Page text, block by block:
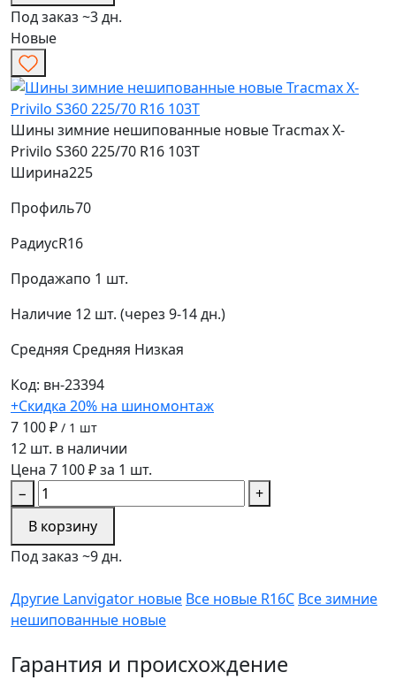
Под заказ ~3 дн.
Новые
Шины зимние нешипованные новые Tracmax X-
Privilo S360 225/70 R16 103T
Ширина225
Профиль70
РадиусR16
Продажапо 1 шт.
Наличие 12 шт. (через 9-14 дн.)
Средняя Средняя Низкая
Код: вн-23394
+Скидка 20% на шиномонтаж
7 100 ₽ / 1 шт
12 шт. в наличии
Цена 7 100 ₽ за 1 шт.
−
+
В корзину
Под заказ ~9 дн.
Другие Lanvigator новые Все новые R16C Все зимние
нешипованные новые
Гарантия и происхождение